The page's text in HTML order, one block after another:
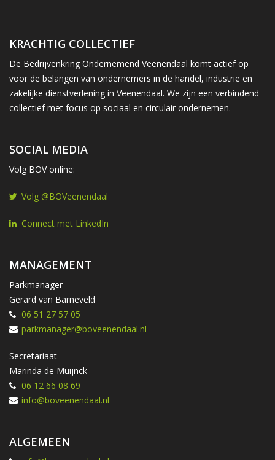
KRACHTIG COLLECTIEF
De Bedrijvenkring Ondernemend Veenendaal komt actief op
voor de belangen van ondernemers in de handel, industrie en
zakelijke dienstverlening in Veenendaal. We zijn een verbindend
collectief met focus op sociaal en circulair ondernemen.
SOCIAL MEDIA
Volg BOV online:
Volg @BOVeenendaal
Connect met LinkedIn
MANAGEMENT
Parkmanager
Gerard van Barneveld
06 51 27 57 05
parkmanager@boveenendaal.nl
Secretariaat
Marinda de Muijnck
06 12 66 08 69
info@boveenendaal.nl
ALGEMEEN